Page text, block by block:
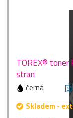
TOREX® toner
stran
černá
Skladem -